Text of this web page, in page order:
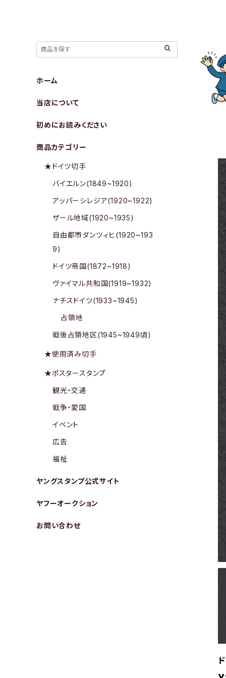
ホーム
当店について
初めにお読みください
商品カテゴリー
★ドイツ切手
バイエルン(1849~1920)
アッパーシレジア(1920~1922)
ザール地域(1920~1935)
自由都市ダンツィヒ(1920~193
9)
ドイツ帝国(1872~1918)
ヴァイマル共和国(1919~1932)
ナチスドイツ(1933~1945)
占領地
戦後占領地区(1945~1949頃)
★使用済み切手
★ポスタースタンプ
観光・交通
戦争・愛国
イベント
広告
福祉
ヤングスタンプ公式サイト
ヤフーオークション
お問い合わせ